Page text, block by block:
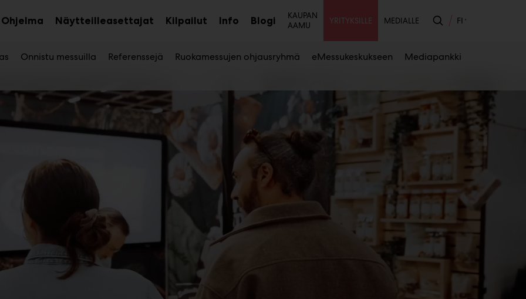
Ohjelma Näytteilleasettajat KilpailutAvaaInfoAvaaBlogi Toissijainen
KAUPAN
AAMU
YRITYKSILLE
Onnistu messuilla Referenssejä Ruokamessujen ohjausryhmä eMessukeskukseen
Mediapankki
MEDIALLE FI